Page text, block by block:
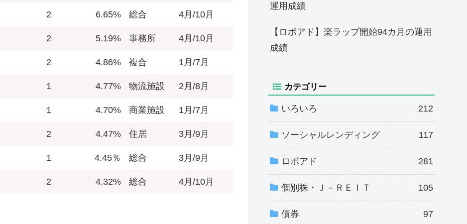
2 6.65% 総合 4月/10月
2 5.19% 事務所 4月/10月
2 4.86% 複合 1月/7月
1 4.77% 物流施設 2月/8月
1 4.70% 商業施設 1月/7月
2 4.47% 住居 3月/9月
1 4.45％ 総合 3月/9月
2 4.32% 総合 4月/10月
運用成績
【ロボアド】楽ラップ開始94カ月の運用
成績
カテゴリー
いろいろ 212
ソーシャルレンディング 117
ロボアド 281
個別株・Ｊ－ＲＥＩＴ 105
債券 97